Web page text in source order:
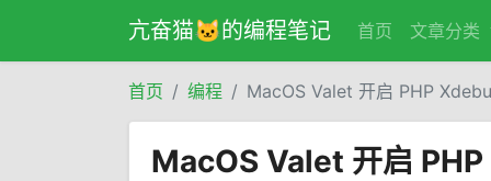
亢奋猫🐱的编程笔记 首页 文章分类
首页 编程 MacOS Valet 开启 PHP
MacOS Valet 开启